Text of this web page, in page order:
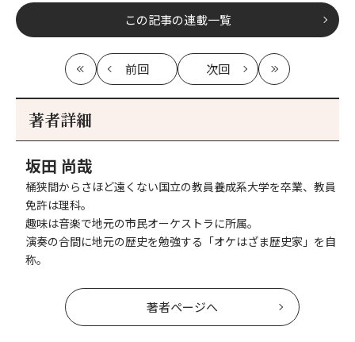
この記事の連載一覧
最
初
前回
記
次回
記
最
新
著者詳細
坂田 尚哉
桶狭間からさほど遠くない国立の教員養成系大学を卒業、教員
免許は理科。
趣味は音楽で地元の市民オーケストラに所属。
演奏の合間に地元の歴史を勉強する「オケはざま歴史家」を自
称。
著者ページへ